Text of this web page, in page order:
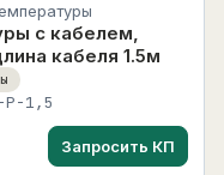
с кабелем,
кабеля 1.5м
P-1,5
Запросить КП